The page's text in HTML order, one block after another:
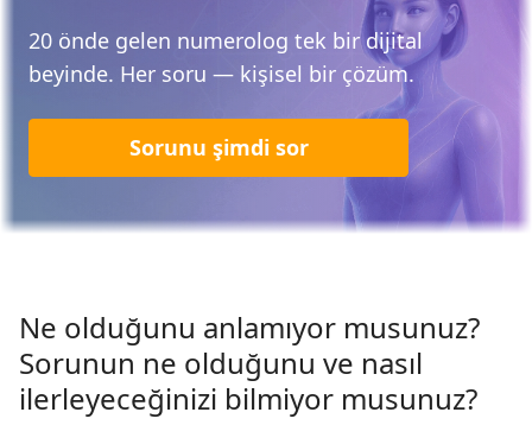
20 önde gelen numerolog tek bir dijital
beyinde. Her soru — kişisel bir çözüm.
Sorunu şimdi sor
Ne olduğunu anlamıyor musunuz?
Sorunun ne olduğunu ve nasıl
ilerleyeceğinizi bilmiyor musunuz?